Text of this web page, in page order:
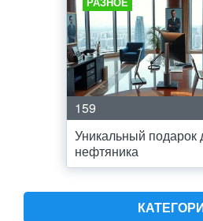
159
Уникальный подарок
нефтяника